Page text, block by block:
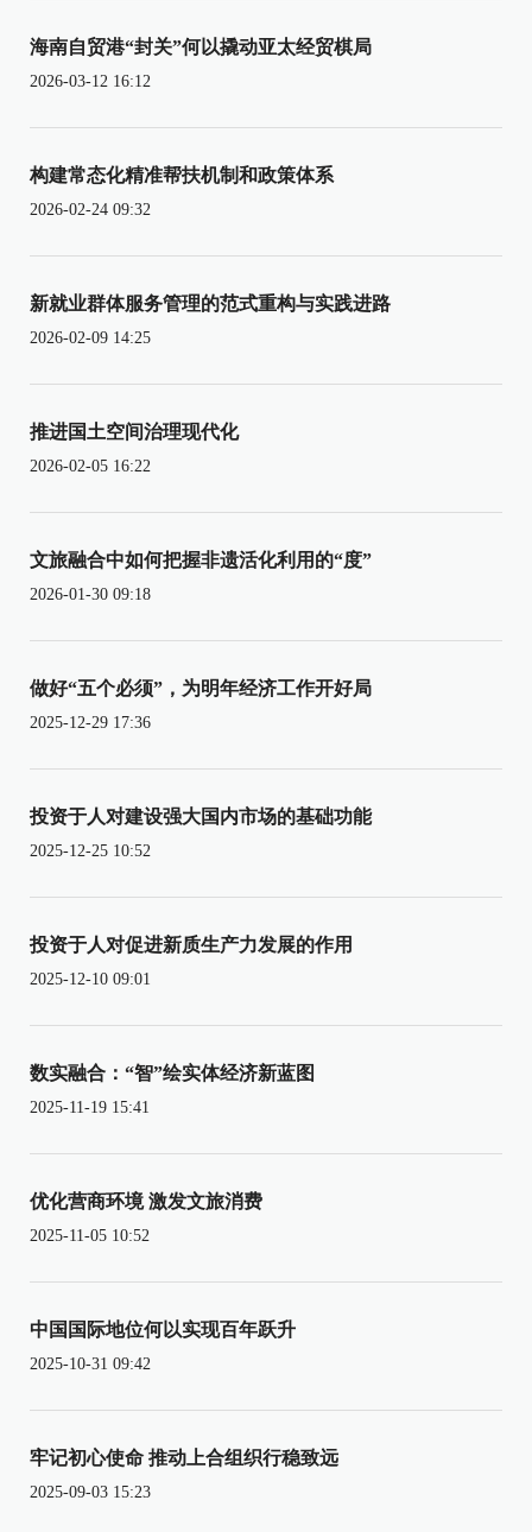
海南自贸港“封关”何以撬动亚太经贸棋局
2026-03-12 16:12
构建常态化精准帮扶机制和政策体系
2026-02-24 09:32
新就业群体服务管理的范式重构与实践进路
2026-02-09 14:25
推进国土空间治理现代化
2026-02-05 16:22
文旅融合中如何把握非遗活化利用的“度”
2026-01-30 09:18
做好“五个必须”，为明年经济工作开好局
2025-12-29 17:36
投资于人对建设强大国内市场的基础功能
2025-12-25 10:52
投资于人对促进新质生产力发展的作用
2025-12-10 09:01
数实融合：“智”绘实体经济新蓝图
2025-11-19 15:41
优化营商环境 激发文旅消费
2025-11-05 10:52
中国国际地位何以实现百年跃升
2025-10-31 09:42
牢记初心使命 推动上合组织行稳致远
2025-09-03 15:23